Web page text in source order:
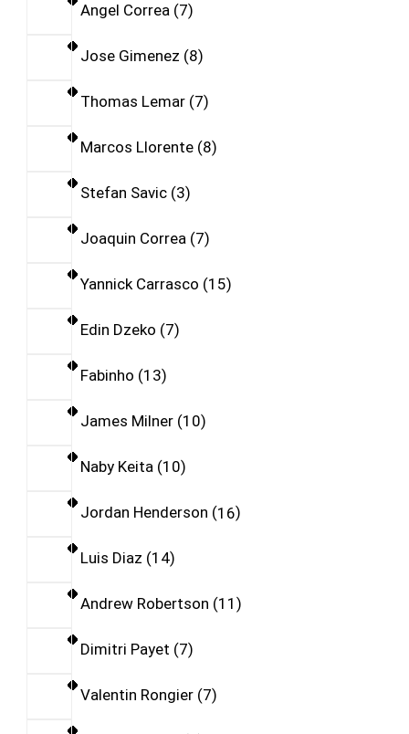
Angel Correa 7
Jose Gimenez 8
Thomas Lemar 7
Marcos Llorente 8
Stefan Savic 3
Joaquin Correa 7
Yannick Carrasco 15
Edin Dzeko 7
Fabinho 13
James Milner 10
Naby Keita 10
Jordan Henderson 16
Luis Diaz 14
Andrew Robertson 11
Dimitri Payet 7
Valentin Rongier 7